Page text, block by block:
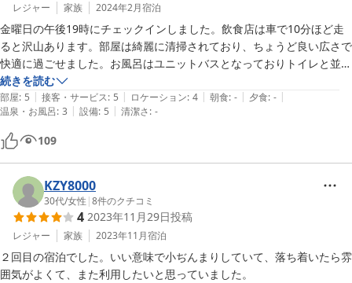
レジャー 家族 2024年2月宿泊
金曜日の午後19時にチェックインしました。飲食店は車で10分ほど走
ると沢山あります。部屋は綺麗に清掃されており、ちょうど良い広さで
快適に過ごせました。お風呂はユニットバスとなっておりトイレと並ん
でいました。部屋のネックを言うならそこだけですかね。我が家は潔癖
性があり大浴場は入りたくなかったのですが、そもそも宿泊可能数が少
数組ということもあり、それならいいかと大浴場を利用しました。案の
定大浴場は誰もいなくて時間帯にもよるのでしょうが、貸切状態で入る
ことができました。露天風呂も最高でした。
我が家は幼児が1名いたのですが、脱衣所に汚物入れと書かれたフット
式蓋付きゴミ箱が用意されており、気遣いを感じました。
最後に要望ですが、自販機ではジュースが売り切れていました。補充し
ておいて欲しいです。館内に小さくてもお菓子やお土産などの売店があ
ると嬉しいなと感じました。
余呉高原へ行った際にはまた利用させていただくと思います。
続きを読む
部屋: 5 | 接客・サービス: 5 | ロケーション: 4 | 朝食: - | 夕食: - |
温泉・お風呂: 3 | 設備: 5 | 清潔さ: -
109
KZY8000
30代/女性 |8件のクチコミ
4 2023年11月29日投稿
レジャー 家族 2023年11月宿泊
２回目の宿泊でした。いい意味で小ぢんまりしていて、落ち着いたら雰
囲気がよくて、また利用したいと思っていました。